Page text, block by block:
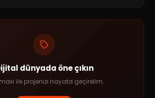
dünyada öne çıkın
ile projenizi hayata geçirelim.